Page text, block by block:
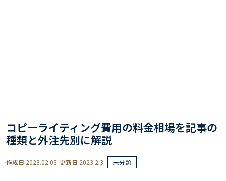
コピーライティング費用の料金相場を記事の
種類と外注先別に解説
作成日 2023.02.03 更新日 2023.2.3. 未分類